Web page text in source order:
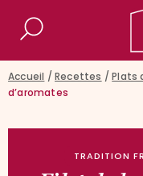
Rechercher
Accueil /Recettes /Plats
d’aromates
TRADITION